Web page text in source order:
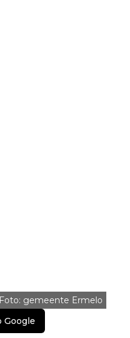
Foto: gemeente Ermelo
Google